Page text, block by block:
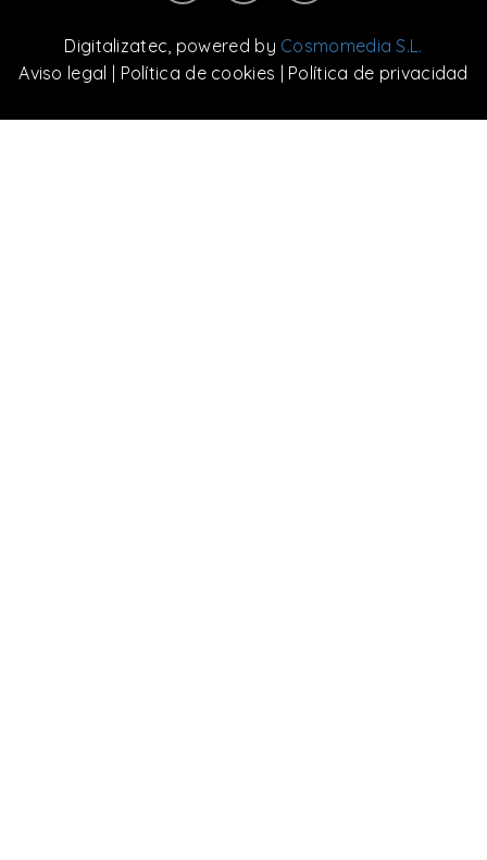
Digitalizatec , powered by Cosmomedia S.L.
Aviso legal | Política de cookies | Política de privacidad